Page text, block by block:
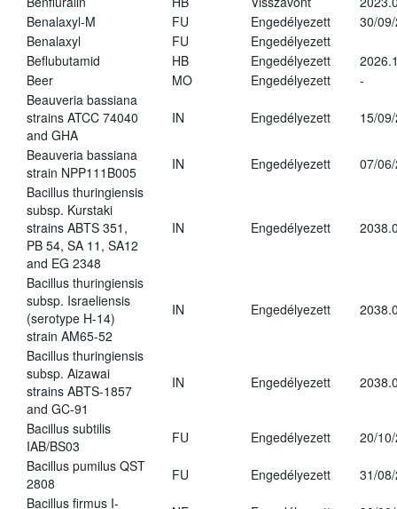
Benalaxyl-M
FU Engedélyezett
30/
Benalaxyl
FU
Engedélyezett
Beflubutamid
HB Engedélyezett
Beer
MO Engedélyezett
-
Beauveria bassiana
strains ATCC 74040
and GHA
IN Engedélyezett 15/
Beauveria bassiana
strain NPP111B005
IN Engedélyezett
07/
Bacillus thuringiensis
subsp. Kurstaki
strains ABTS 351,
PB 54, SA 11, SA12
and EG 2348
IN Engedélyezett
Bacillus thuringiensis
subsp. Israeliensis
(serotype H-14)
strain AM65-52
IN Engedélyezett
Bacillus thuringiensis
subsp. Aizawai
strains ABTS-1857
and GC-91
IN Engedélyezett
Bacillus subtilis
IAB/BS03
FU Engedélyezett
20/
Bacillus pumilus QST
2808
FU Engedélyezett
31/
Bacillus firmus I-